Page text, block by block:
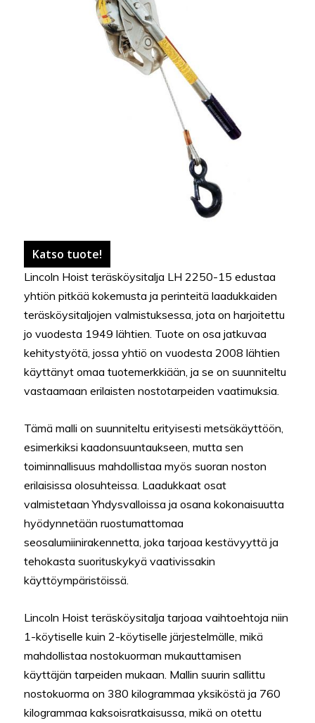
Katso tuote!
Lincoln Hoist teräsköysitalja LH 2250-15 edustaa
yhtiön pitkää kokemusta ja perinteitä laadukkaiden
teräsköysitaljojen valmistuksessa, jota on harjoitettu
jo vuodesta 1949 lähtien. Tuote on osa jatkuvaa
kehitystyötä, jossa yhtiö on vuodesta 2008 lähtien
käyttänyt omaa tuotemerkkiään, ja se on suunniteltu
vastaamaan erilaisten nostotarpeiden vaatimuksia.
Tämä malli on suunniteltu erityisesti metsäkäyttöön,
esimerkiksi kaadonsuuntaukseen, mutta sen
toiminnallisuus mahdollistaa myös suoran noston
erilaisissa olosuhteissa. Laadukkaat osat
valmistetaan Yhdysvalloissa ja osana kokonaisuutta
hyödynnetään ruostumattomaa
seosalumiinirakennetta, joka tarjoaa kestävyyttä ja
tehokasta suorituskykyä vaativissakin
käyttöympäristöissä.
Lincoln Hoist teräsköysitalja tarjoaa vaihtoehtoja niin
1-köytiselle kuin 2-köytiselle järjestelmälle, mikä
mahdollistaa nostokuorman mukauttamisen
käyttäjän tarpeiden mukaan. Mallin suurin sallittu
nostokuorma on 380 kilogrammaa yksiköstä ja 760
kilogrammaa kaksoisratkaisussa, mikä on otettu